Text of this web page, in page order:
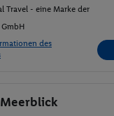
Travel - eine Marke der
des